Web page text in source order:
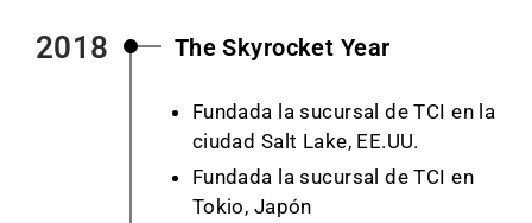
2018 The Skyrocket Year
Fundada la sucursal de TCI en la
ciudad Salt Lake, EE.UU.
Fundada la sucursal de TCI en
Tokio, Japón